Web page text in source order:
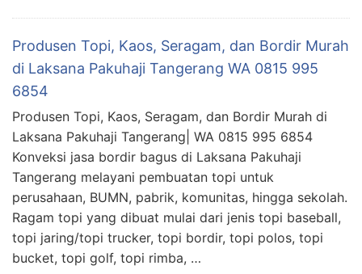
Produsen Topi, Kaos, Seragam, dan Bordir Murah
di Laksana Pakuhaji Tangerang WA 0815 995
6854
Produsen Topi, Kaos, Seragam, dan Bordir Murah di
Laksana Pakuhaji Tangerang| WA 0815 995 6854
Konveksi jasa bordir bagus di Laksana Pakuhaji
Tangerang melayani pembuatan topi untuk
perusahaan, BUMN, pabrik, komunitas, hingga sekolah.
Ragam topi yang dibuat mulai dari jenis topi baseball,
topi jaring/topi trucker, topi bordir, topi polos, topi
bucket, topi golf, topi rimba, …